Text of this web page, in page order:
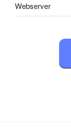
Webserver